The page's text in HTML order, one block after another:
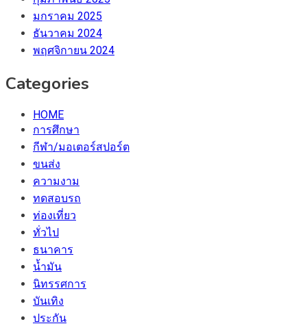
มกราคม 2025
ธันวาคม 2024
พฤศจิกายน 2024
Categories
HOME
การศึกษา
กีฬา/มอเตอร์สปอร์ต
ขนส่ง
ความงาม
ทดสอบรถ
ท่องเที่ยว
ทั่วไป
ธนาคาร
น้ำมัน
นิทรรศการ
บันเทิง
ประกัน